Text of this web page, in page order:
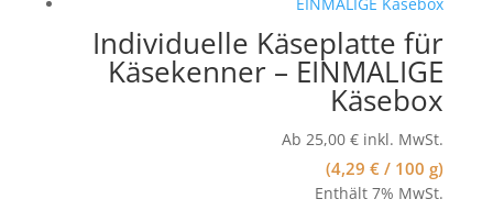
Individuelle Käseplatte für
Käsekenner – EINMALIGE
Käsebox
Ab 25,00€ inkl. MwSt.
(4,29€ / 100 g)
Enthält 7% MwSt.